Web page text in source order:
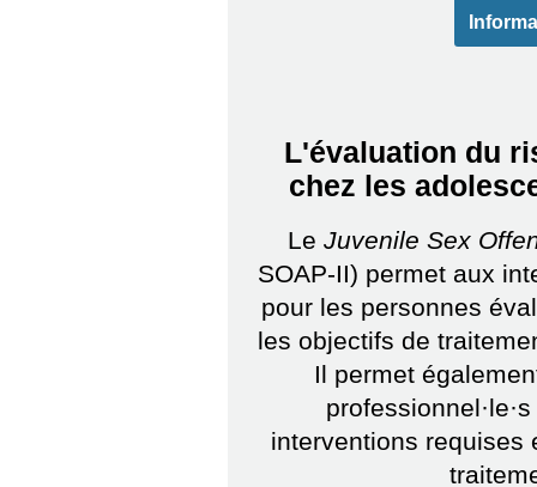
L'évaluation du
chez les
Le Juvenile Sex
SOAP-II) permet aux
pour les personnes
les objectifs de
Il permet
interventions requises